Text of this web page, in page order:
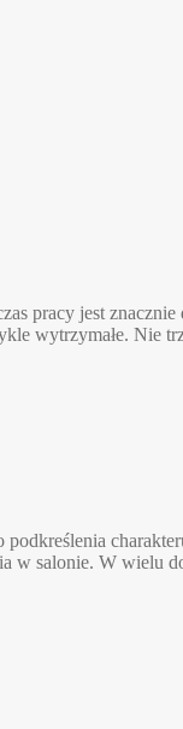
pracy jest
wytrzymałe. Nie
w salonie. W